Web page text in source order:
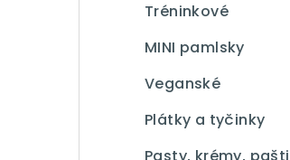
Tréninkové
MINI pamlsky
Veganské
Plátky a tyčinky